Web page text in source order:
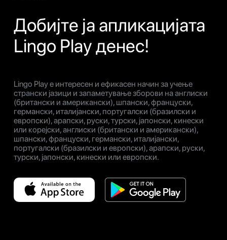
Добијте ја апликацијата
Lingo Play денес!
Lingo Play е интересен и ефикасен начин за учење
странски јазици и запаметување зборови на англиски
(британски и американски), шпански, француски,
германски, италијански, португалски (бразилски и
европски), арапски, руски, турски, јапонски, кинески
или корејски, англиски (британски и американски),
шпански, француски, германски, италијански,
португалски (бразилски и европски), арапски, руски,
турски, јапонски, кинески или европски.